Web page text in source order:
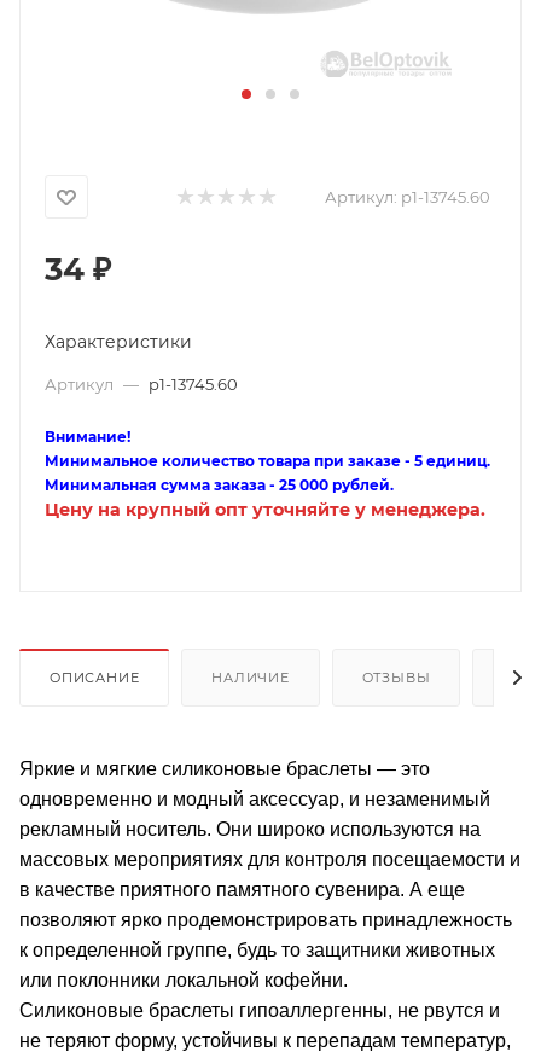
Артикул: p1-13745.60
34 ₽
Характеристики
Артикул — p1-13745.60
Внимание!
Минимальное количество товара при заказе - 5 единиц.
Минимальная сумма заказа - 25 000 рублей.
Цену на крупный опт уточняйте у менеджера.
ОПИСАНИЕ НАЛИЧИЕ ОТЗЫВЫ
Яркие и мягкие силиконовые браслеты — это
одновременно и модный аксессуар, и незаменимый
рекламный носитель. Они широко используются на
массовых мероприятиях для контроля посещаемости и
в качестве приятного памятного сувенира. А еще
позволяют ярко продемонстрировать принадлежность
к определенной группе, будь то защитники животных
или поклонники локальной кофейни.
Силиконовые браслеты гипоаллергенны, не рвутся и
не теряют форму, устойчивы к перепадам температур,